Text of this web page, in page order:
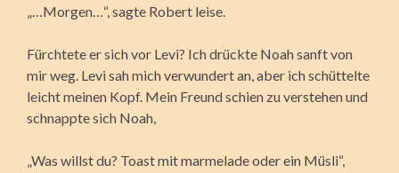
„…Morgen…“, sagte Robert leise.
Fürchtete er sich vor Levi? Ich drückte Noah sanft von
mir weg. Levi sah mich verwundert an, aber ich schüttelte
leicht meinen Kopf. Mein Freund schien zu verstehen und
schnappte sich Noah,
„Was willst du? Toast mit marmelade oder ein Müsli“,